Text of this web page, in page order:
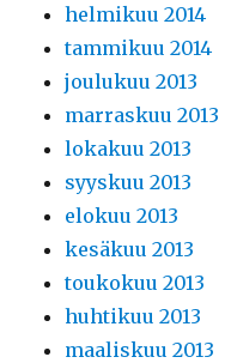
helmikuu 2014
tammikuu 2014
joulukuu 2013
marraskuu 2013
lokakuu 2013
syyskuu 2013
elokuu 2013
kesäkuu 2013
toukokuu 2013
huhtikuu 2013
maaliskuu 2013